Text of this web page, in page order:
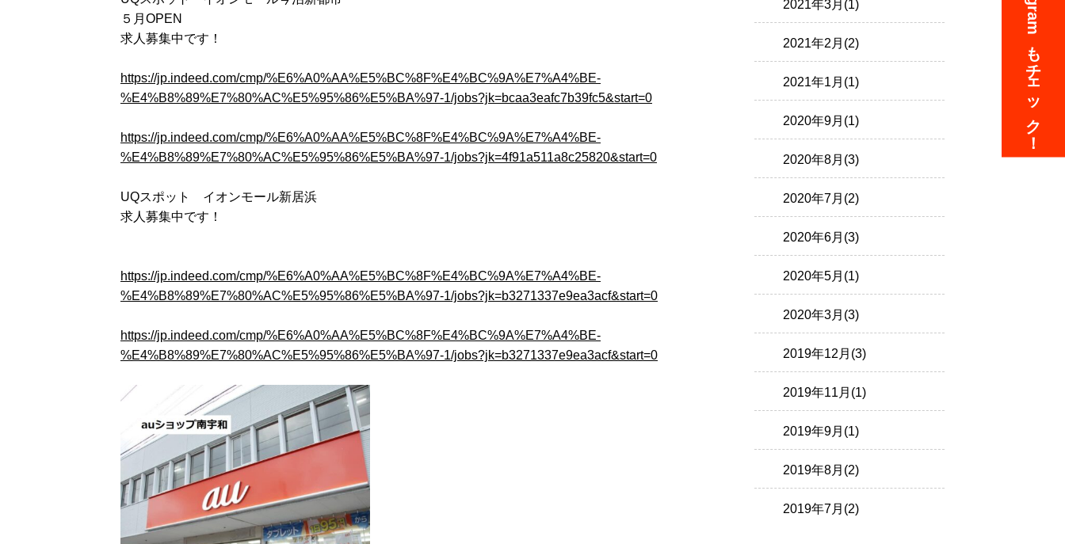
５月OPEN
求人募集中です！
https://jp.indeed.com/cmp/%E6%A0%AA%E5%BC%8F%E4%BC%9A%E7%A4%BE-
%E4%B8%89%E7%80%AC%E5%95%86%E5%BA%97-1/jobs?jk=bcaa3eafc7b39fc5&start=0
https://jp.indeed.com/cmp/%E6%A0%AA%E5%BC%8F%E4%BC%9A%E7%A4%BE-
%E4%B8%89%E7%80%AC%E5%95%86%E5%BA%97-1/jobs?jk=4f91a511a8c25820&start=0
UQスポット イオンモール新居浜
求人募集中です！
https://jp.indeed.com/cmp/%E6%A0%AA%E5%BC%8F%E4%BC%9A%E7%A4%BE-
%E4%B8%89%E7%80%AC%E5%95%86%E5%BA%97-1/jobs?jk=b3271337e9ea3acf&start=0
https://jp.indeed.com/cmp/%E6%A0%AA%E5%BC%8F%E4%BC%9A%E7%A4%BE-
%E4%B8%89%E7%80%AC%E5%95%86%E5%BA%97-1/jobs?jk=b3271337e9ea3acf&start=0
2021年3月(1)
2021年2月(2)
2021年1月(1)
2020年9月(1)
2020年8月(3)
2020年7月(2)
2020年6月(3)
2020年5月(1)
2020年3月(3)
2019年12月(3)
2019年11月(1)
2019年9月(1)
2019年8月(2)
2019年7月(2)
チェック！